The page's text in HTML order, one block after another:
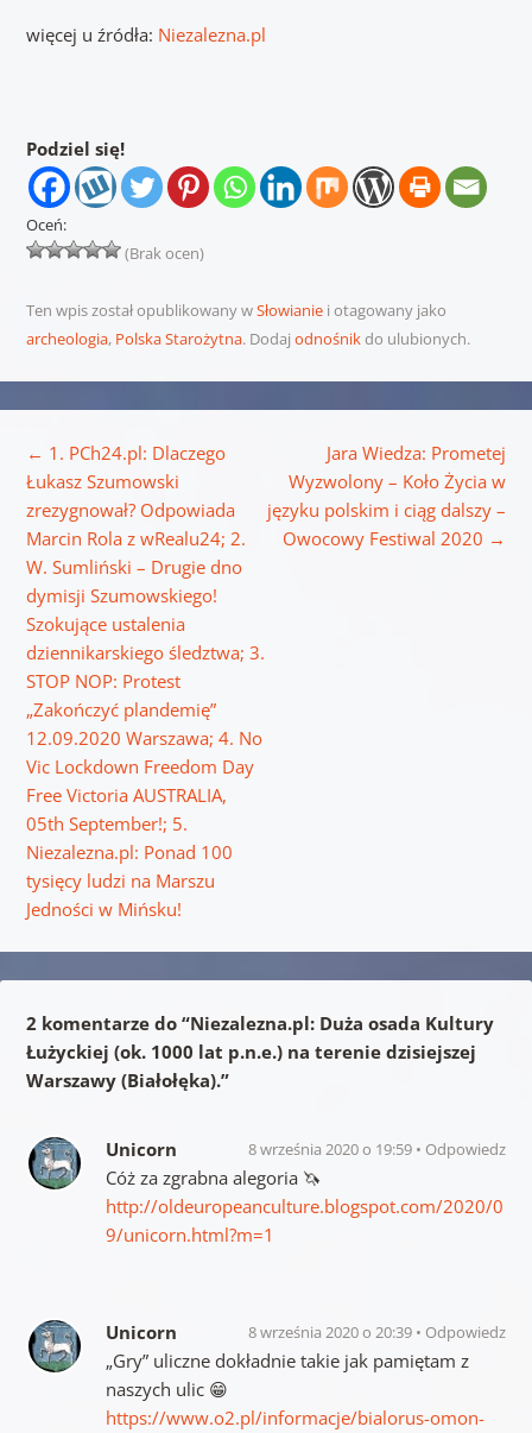
więcej u źródła: Niezalezna.pl
Podziel się!
Oceń:
(Brak ocen)
Ten wpis został opublikowany wSłowianiei otagowany jako
archeologia, Polska Starożytna. Dodaj odnośnikdo ulubionych.
← 1. PCh24.pl: Dlaczego
Łukasz Szumowski
zrezygnował? Odpowiada
Marcin Rola z wRealu24; 2.
W. Sumliński – Drugie dno
dymisji Szumowskiego!
Szokujące ustalenia
dziennikarskiego śledztwa; 3.
STOP NOP: Protest
„Zakończyć plandemię”
12.09.2020 Warszawa; 4. No
Vic Lockdown Freedom Day
Free Victoria AUSTRALIA,
05th September!; 5.
Niezalezna.pl: Ponad 100
tysięcy ludzi na Marszu
Jedności w Mińsku!
Jara Wiedza: Prometej
Wyzwolony – Koło Życia w
języku polskim i ciąg dalszy –
Owocowy Festiwal 2020 →
2 komentarze do “Niezalezna.pl: Duża osada Kultury
Łużyckiej (ok. 1000 lat p.n.e.) na terenie dzisiejszej
Warszawy (Białołęka).”
Unicorn 8 września 2020 o 19:59 Odpowiedz
Cóż za zgrabna alegoria 🦄
http://oldeuropeanculture.blogspot.com/2020/0
9/unicorn.html?m=1
Unicorn 8 września 2020 o 20:39 Odpowiedz
„Gry” uliczne dokładnie takie jak pamiętam z
naszych ulic 😁
https://www.o2.pl/informacje/bialorus-omon-